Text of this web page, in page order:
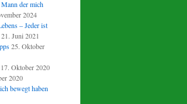
der mich
2024
– Jeder ist
21. Juni 2021
25. Oktober
17. Oktober 2020
2020
bewegt haben